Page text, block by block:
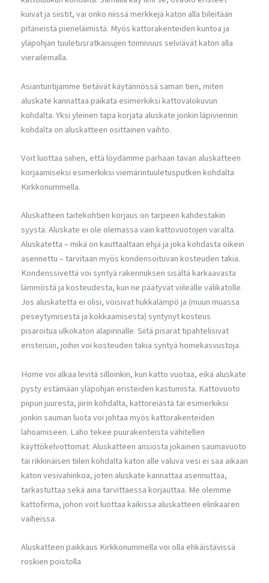
kuivat ja siistit, vai onko niissä merkkejä katon alla bileitään
pitäneistä pieneläimistä. Myös kattorakenteiden kuntoa ja
yläpohjan tuuletusratkaisujen toimivuus selviävät katon alla
vierailemalla.
Asiantuntijamme tietävät käytännössä saman tien, miten
aluskate kannattaa paikata esimerkiksi kattovalokuvun
kohdalta. Yksi yleinen tapa korjata aluskate jonkin läpiviennin
kohdalta on aluskatteen osittainen vaihto.
Voit luottaa siihen, että löydämme parhaan tavan aluskatteen
korjaamiseksi esimerkiksi viemärintuuletusputken kohdalta
Kirkkonummella.
Aluskatteen taitekohtien korjaus on tarpeen kahdestakin
syystä. Aluskate ei ole olemassa vain kattovuotojen varalta.
Aluskatetta – mikä on kauttaaltaan ehjä ja joka kohdasta oikein
asennettu – tarvitaan myös kondensoituvan kosteuden takia.
Kondenssivettä voi syntyä rakennuksen sisältä karkaavasta
lämmöstä ja kosteudesta, kun ne päätyvät viileälle välikatolle.
Jos aluskatetta ei olisi, voisivat hukkalämpö ja (muun muassa
peseytymisestä ja kokkaamisesta) syntynyt kosteus
pisaroitua ulkokaton alapinnalle. Siitä pisarat tipahtelisivat
eristeisiin, joihin voi kosteuden takia syntyä homekasvustoja.
Home voi alkaa levitä silloinkin, kun katto vuotaa, eikä aluskate
pysty estämään yläpohjan eristeiden kastumista. Kattovuoto
piipun juuresta, jiirin kohdalta, kattoreiästä tai esimerkiksi
jonkin sauman luota voi johtaa myös kattorakenteiden
lahoamiseen. Laho tekee puurakenteista vähitellen
käyttökelvottomat. Aluskatteen ansiosta jokainen saumavuoto
tai rikkinäisen tiilen kohdalta katon alle valuva vesi ei saa aikaan
katon vesivahinkoa, joten aluskate kannattaa asennuttaa,
tarkastuttaa sekä aina tarvittaessa korjauttaa. Me olemme
kattofirma, johon voit luottaa kaikissa aluskatteen elinkaaren
vaiheissa.
Aluskatteen paikkaus Kirkkonummella voi olla ehkäistävissä
roskien poistolla